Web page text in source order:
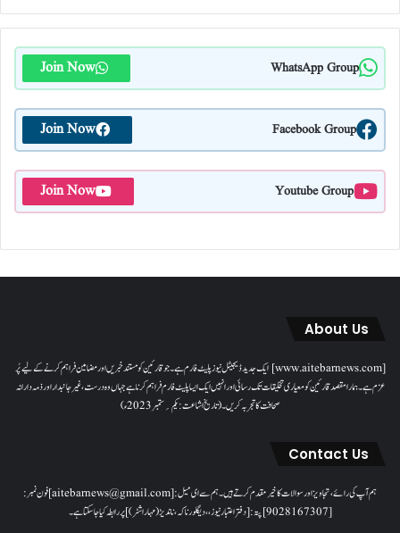
WhatsApp Group
Join Now
Facebook Group
Join Now
Youtube Group
Join Now
About Us
[www.aitebarnews.com] ایک جدید ڈیجیٹل نیوز پلیٹ فارم ہے۔ جو قارئین کو مستند خبریں اور مضامین فراہم کرنے کے لیے پُر
عزم ہے۔ ہمارا مقصدقارئین کو معیاری تخلیقات تک رسائی اور انہیں ایک ایسا پلیٹ فارم فراہم کرنا ہے جہاں وہ درست، غیر جانبدار اور ذمہ دارانہ
صحافت کا تجربہ کریں۔( تاریخ اشاعت : یکم؍ ستمبر 2023ء)
Contact Us
ہم آپ کی رائے، تجاویز اور سوالات کا خیرمقدم کرتے ہیں۔ ہم سےای میل: [aitebarnews@gmail.com]فون نمبر:
[9028167307]پتہ: [دفتر اعتبار نیوز، ، دیگلور ناکہ، ناندیڑ(مہاراشٹر) ] پر رابطہ کیا جاسکتا ہے۔